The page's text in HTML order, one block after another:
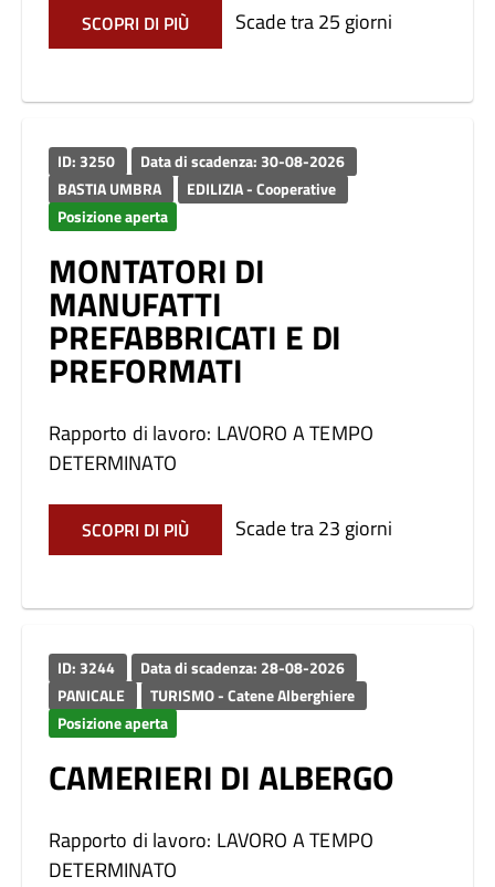
SCOPRI DI PIÙ Scade tra 25 giorni
ID: 3250
Data di scadenza: 30-08-2026
BASTIA UMBRA
EDILIZIA - Cooperative
Posizione aperta
MONTATORI DI
MANUFATTI
PREFABBRICATI E DI
PREFORMATI
Rapporto di lavoro: LAVORO A TEMPO
DETERMINATO
SCOPRI DI PIÙ Scade tra 23 giorni
ID: 3244
Data di scadenza: 28-08-2026
PANICALE
TURISMO - Catene Alberghiere
Posizione aperta
CAMERIERI DI ALBERGO
Rapporto di lavoro: LAVORO A TEMPO
DETERMINATO